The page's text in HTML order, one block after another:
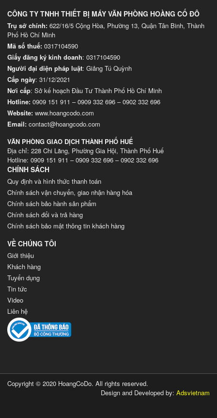
CÔNG TY TNHH THIẾT BỊ MÁY VĂN PHÒNG HOÀNG CỐ ĐÔ
Trụ sở chính: 622/16/5 Cộng Hòa, Phường 13, Quận Tân Binh, Thành
Phố Hồ Chí Minh
Mã số thuế: 0317104590
Giấy đăng ký kinh doanh: 0317104590
Người đại diện pháp luật: Giảng Tú Quỳnh
Cấp ngày: 31/12/2021
Nơi cấp: Sở kế hoạch Đầu Tư Thành Phố Hồ Chí Minh
Hotline: 0909 151 911 –0909 332 696 –0902 332 696
Website: www.hoangcodo.com
Email: contact@hoangcodo.com
VĂN PHÒNG GIAO DỊCH THÀNH PHỐ HUẾ
Địa chỉ: 228 Chi Lăng, Phường Gia Hội, Thành Phố Huế
Hotline: 0909 151 911 – 0909 332 696 – 0902 332 696
CHÍNH SÁCH
Quy định và hình thức thanh toán
Chính sách vận chuyển, giao nhận hàng hóa
Chính sách bảo hành sản phẩm
Chính sách đổi và trả hàng
Chính sách bảo mật thông tin khách hàng
VỀ CHÚNG TÔI
Giới thiệu
Khách hàng
Tuyển dụng
Tin tức
Video
Liên hệ
Copyright © 2020 HoangCoDo. All rights reserved.
Design and Developed by: Adsvietnam